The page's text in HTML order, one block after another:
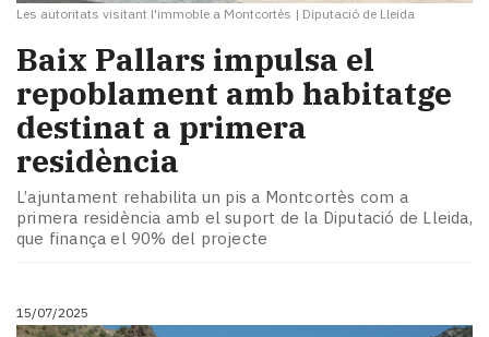
Les autoritats visitant l'immoble a Montcortès | Diputació de Lleida
​Baix Pallars impulsa el
repoblament amb habitatge
destinat a primera
residència
L’ajuntament rehabilita un pis a Montcortès com a
primera residència amb el suport de la Diputació de Lleida,
que finança el 90% del projecte
15/07/2025